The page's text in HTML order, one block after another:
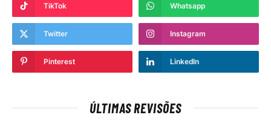
TikTok Whatsapp
Twitter Instagram
Pinterest LinkedIn
ÚLTIMAS REVISÕES